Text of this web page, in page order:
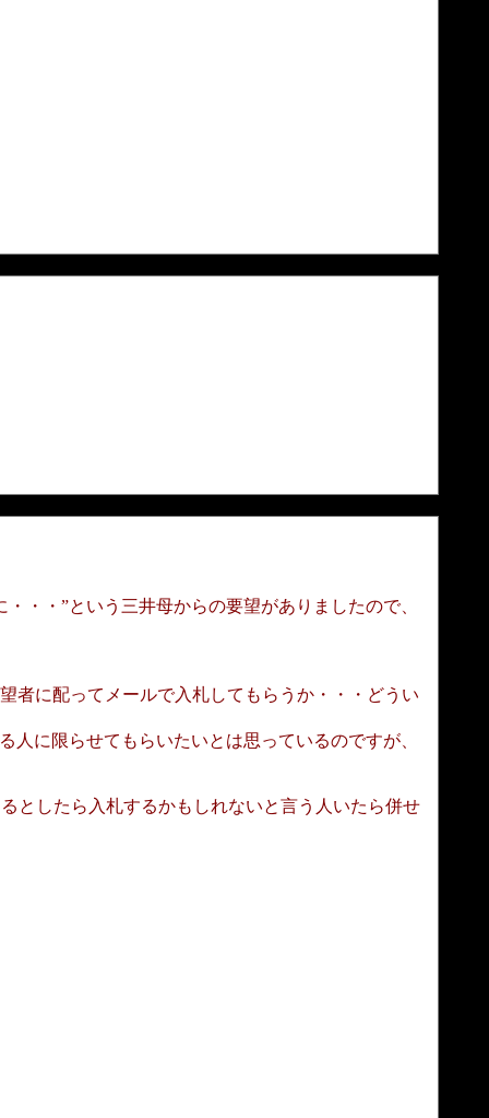
・・”という三井母からの要望がありましたので、
に配ってメールで入札してもらうか・・・どうい
に限らせてもらいたいとは思っているのですが、
したら入札するかもしれないと言う人いたら併せ